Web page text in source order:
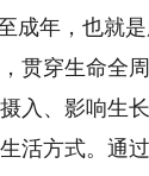
年，也就是
贯穿生命全
、影响生
活方式。通